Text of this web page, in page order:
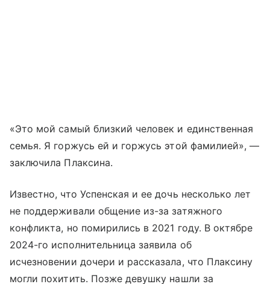
«Это мой самый близкий человек и единственная
семья. Я горжусь ей и горжусь этой фамилией», —
заключила Плаксина.
Известно, что Успенская и ее дочь несколько лет
не поддерживали общение из-за затяжного
конфликта, но помирились в 2021 году. В октябре
2024-го исполнительница заявила об
исчезновении дочери и рассказала, что Плаксину
могли похитить. Позже девушку нашли за